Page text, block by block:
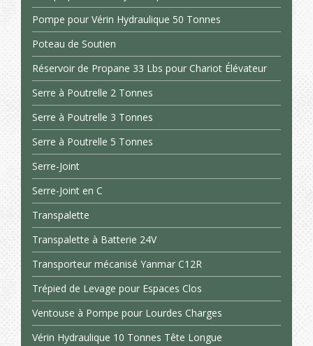
Pompe pour Vérin Hydraulique 50 Tonnes
Poteau de Soutien
Réservoir de Propane 33 Lbs pour Chariot Élévateur
Serre à Poutrelle 2 Tonnes
Serre à Poutrelle 3 Tonnes
Serre à Poutrelle 5 Tonnes
Serre-Joint
Serre-Joint en C
Transpalette
Transpalette à Batterie 24V
Transporteur mécanisé Yanmar C12R
Trépied de Levage pour Espaces Clos
Ventouse à Pompe pour Lourdes Charges
Vérin Hydraulique 10 Tonnes Tête Longue